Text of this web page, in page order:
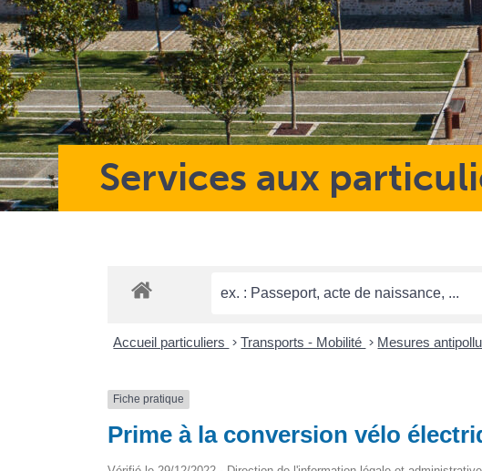
Services aux
Accueil particuliers > Transports - Mobilité > Mesures
Fiche pratique
Prime à la conversion vélo